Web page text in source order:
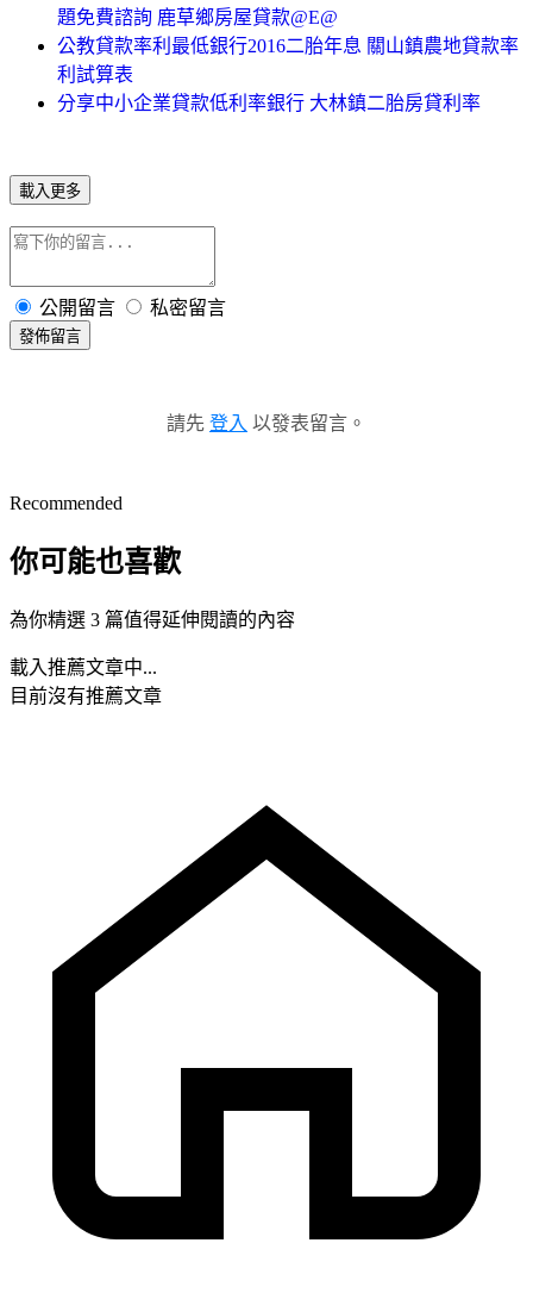
題免費諮詢 鹿草鄉房屋貸款@E@
公教貸款率利最低銀行2016二胎年息 關山鎮農地貸款率
利試算表
分享中小企業貸款低利率銀行 大林鎮二胎房貸利率
載入更多
公開留言 私密留言
發佈留言
請先 登入 以發表留言。
Recommended
你可能也喜歡
為你精選 3 篇值得延伸閱讀的內容
載入推薦文章中...
目前沒有推薦文章